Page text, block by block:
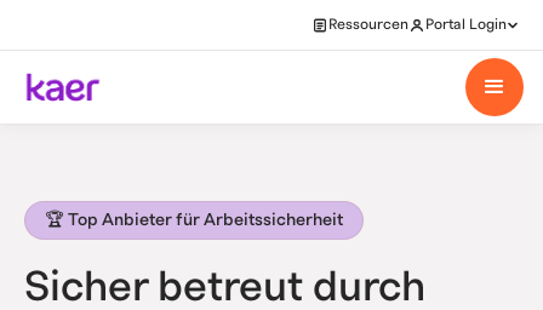
Ressourcen Portal Login
🏆 Top Anbieter für Arbeitssicherheit
Sicher betreut durch